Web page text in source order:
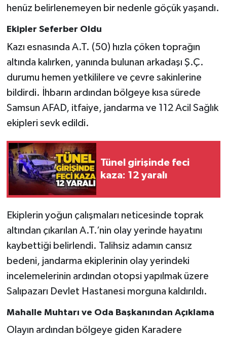
henüz belirlenemeyen bir nedenle göçük yaşandı.
Ekipler Seferber Oldu
Kazı esnasında A.T. (50) hızla çöken toprağın
altında kalırken, yanında bulunan arkadaşı Ş.Ç.
durumu hemen yetkililere ve çevre sakinlerine
bildirdi. İhbarın ardından bölgeye kısa sürede
Samsun AFAD, itfaiye, jandarma ve 112 Acil Sağlık
ekipleri sevk edildi.
Tünel girişinde feci
kaza: 12 yaralı
Ekiplerin yoğun çalışmaları neticesinde toprak
altından çıkarılan A.T.’nin olay yerinde hayatını
kaybettiği belirlendi. Talihsiz adamın cansız
bedeni, jandarma ekiplerinin olay yerindeki
incelemelerinin ardından otopsi yapılmak üzere
Salıpazarı Devlet Hastanesi morguna kaldırıldı.
Mahalle Muhtarı ve Oda Başkanından Açıklama
Olayın ardından bölgeye giden Karadere
Kültür - Sanat
Politika
Resmi İlan
Röportaj
Sağlık
SİYASET
Spor
Ulusal
Yaşam